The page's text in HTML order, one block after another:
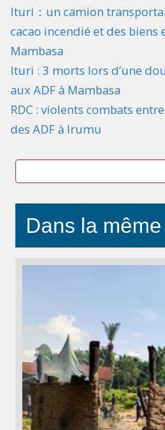
Ituri：un camion
cacao incendié et des biens
Mambasa
Ituri : 3 morts lors d’une
aux ADF à Mambasa
RDC : violents combats
des ADF à Irumu
Dans la